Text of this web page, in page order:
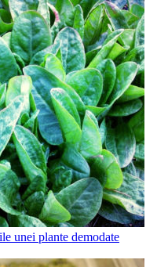
unei plante demodate